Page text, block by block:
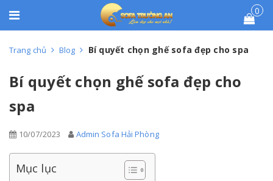
0
Trang chủ Blog Bí quyết chọn ghế sofa đẹp cho spa
Bí quyết chọn ghế sofa đẹp cho
spa
10/07/2023 Admin Sofa Hải Phòng
Mục lục